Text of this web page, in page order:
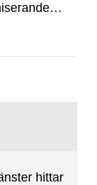
hittar